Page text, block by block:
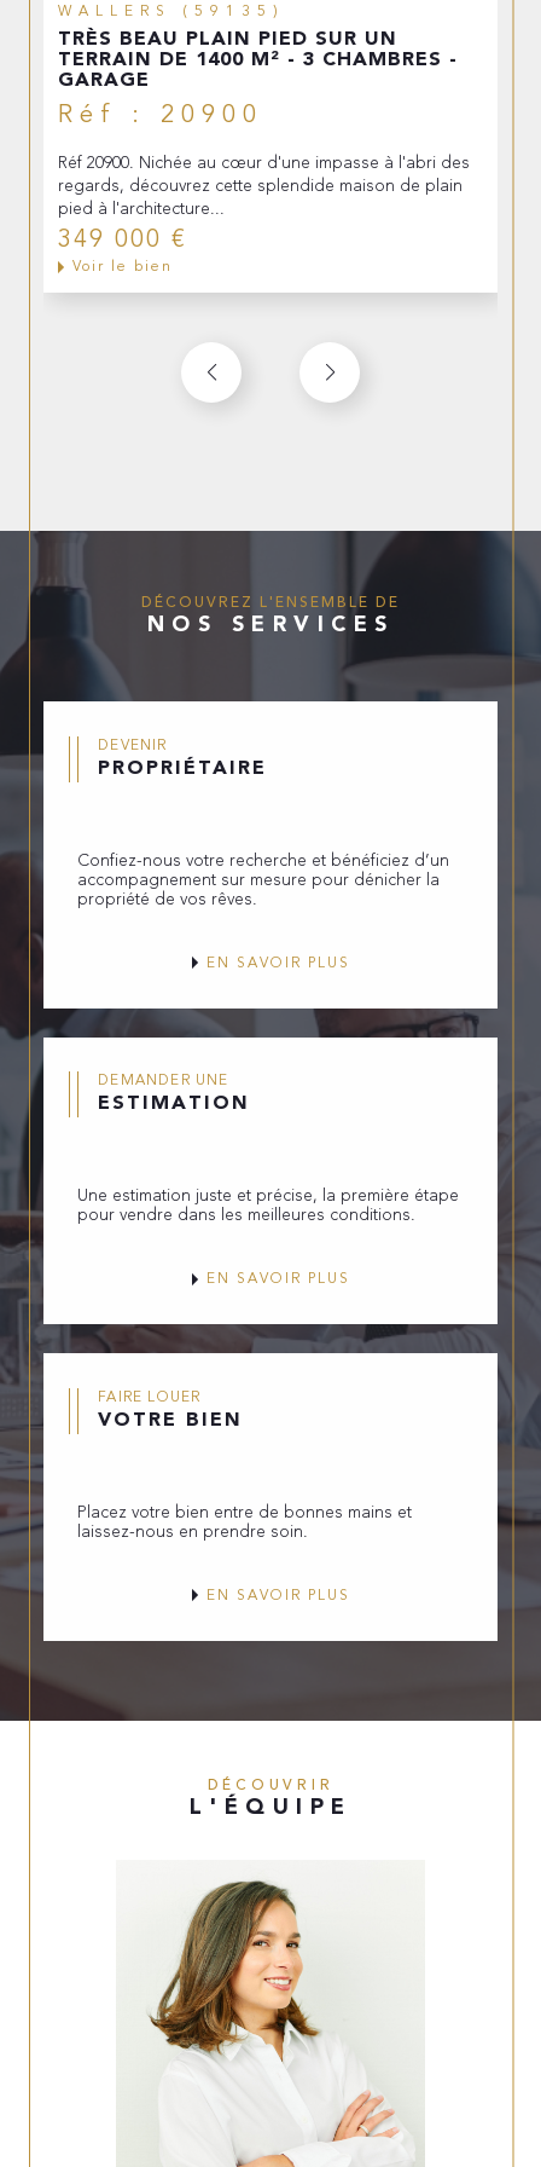
WALLERS (59135)
TRÈS BEAU PLAIN PIED SUR UN
TERRAIN DE 1400 M² - 3 CHAMBRES -
GARAGE
Réf : 20900
Réf 20900. Nichée au cœur d'une impasse à l'abri des
regards, découvrez cette splendide maison de plain
pied à l'architecture...
349 000 €
Voir le bien
DÉCOUVREZ L'ENSEMBLE DE
NOS SERVICES
DEVENIR
PROPRIÉTAIRE
Confiez-nous votre recherche et bénéficiez d’un
accompagnement sur mesure pour dénicher la
propriété de vos rêves.
EN SAVOIR PLUS
DEMANDER UNE
ESTIMATION
Une estimation juste et précise, la première étape
pour vendre dans les meilleures conditions.
EN SAVOIR PLUS
FAIRE LOUER
VOTRE BIEN
Placez votre bien entre de bonnes mains et
laissez-nous en prendre soin.
EN SAVOIR PLUS
DÉCOUVRIR
L'ÉQUIPE